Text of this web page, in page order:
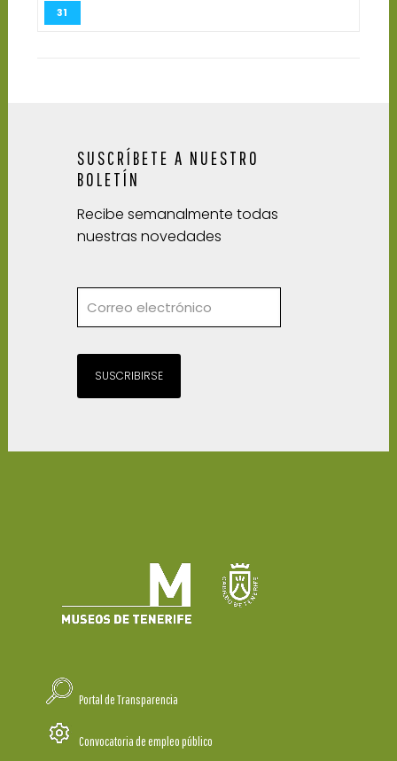
31
SUSCRÍBETE A NUESTRO
BOLETÍN
Recibe semanalmente todas
nuestras novedades
SUSCRIBIRSE
Portal de Transparencia
Convocatoria de empleo público